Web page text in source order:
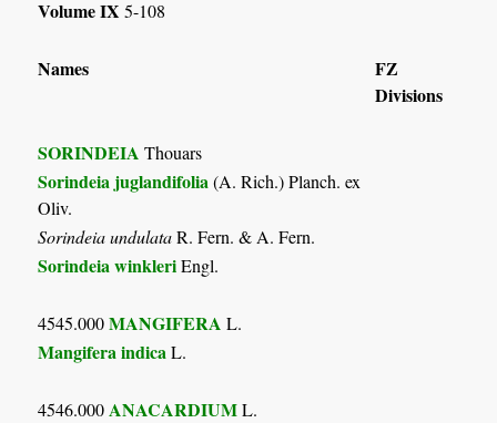
Volume IX 5-108
Names
FZ
Divisions
SORINDEIA Thouars
Sorindeia juglandifolia (A. Rich.) Planch. ex
Oliv.
Sorindeia undulataR. Fern. & A. Fern.
Sorindeia winkleriEngl.
4545.000MANGIFERA L.
Mangifera indica L.
4546.000 ANACARDIUML.